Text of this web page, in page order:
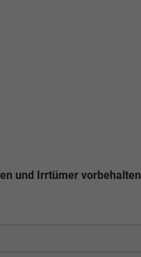
und Irrtümer vorbehalten